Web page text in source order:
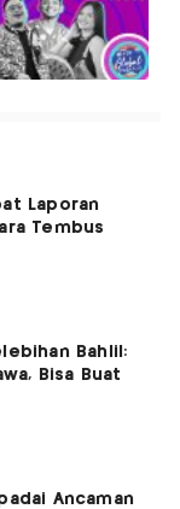
Laporan
Tembus
Bahlil:
Bisa Buat
Ancaman